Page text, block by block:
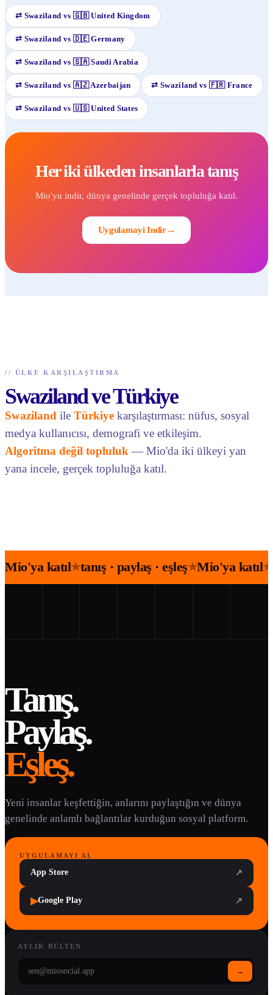
⇄ Swaziland vs 🇬🇧 United Kingdom
⇄ Swaziland vs 🇩🇪 Germany
⇄ Swaziland vs 🇸🇦 Saudi Arabia
⇄ Swaziland vs 🇦🇿Azerbaijan ⇄Swaziland vs 🇫🇷 France
⇄ Swaziland vs 🇺🇸 United States
Her iki ülkeden insanlarla tanış
Mio'yu indir, dünya genelinde gerçek topluluğa katıl.
Uygulamayi Indir→
// ÜLKE KARŞILAŞTIRMA
Swaziland ve Türkiye
Swaziland ile Türkiye karşılaştırması: nüfus, sosyal
medya kullanıcısı, demografi ve etkileşim.
Algoritma değil topluluk — Mio'da iki ülkeyi yan
yana incele, gerçek topluluğa katıl.
Mio'ya katıl★tanış · paylaş · eşleş★Mio'ya katıl★
Tanış.
Paylaş.
Eşleş.
Yeni insanlar keşfettiğin, anlarını paylaştığın ve dünya
genelinde anlamlı bağlantılar kurduğun sosyal platform.
UYGULAMAYI AL
App Store ↗
▶Google Play ↗
AYLIK BÜLTEN
→